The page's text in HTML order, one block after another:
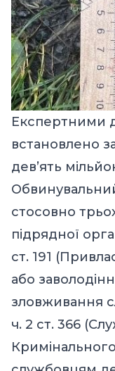
Експертними
встановлено
дев’ять
стосовно
підрядної
ст. 191
або
зловживання
ч. 2 ст. 366